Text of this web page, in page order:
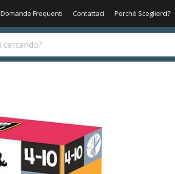
Domande Frequenti Contattaci Perchè Sceglierci?